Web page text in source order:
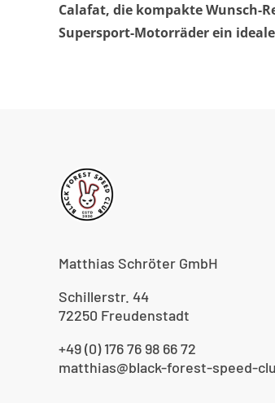
Calafat, die kompakte Wunsch-
Supersport-Motorräder ein
Matthias Schröter GmbH
Schillerstr. 44
72250 Freudenstadt
+49 (0) 176 76 98 66 72
matthias@black-forest-speed-